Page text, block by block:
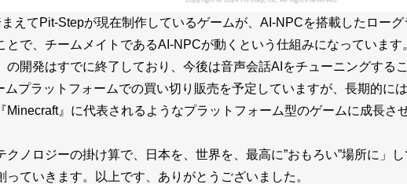
えてPit-Stepが現在制作しているゲームが、AI-NPCを搭載したロー
とで、チームメイトであるAI-NPCが動くという仕組みになっていま
の開発はすでに終了しており、今後は音声会話AIをチューニングする
プラットフォームでの買い切り販売を予定していますが、長期的に
Minecraft』に代表されるようなプラットフォーム型のゲームに成長さ
クノロジーの掛け算で、日本を、世界を、最高に”おもろい”場所に」
ていきます。以上です、ありがとうございました。